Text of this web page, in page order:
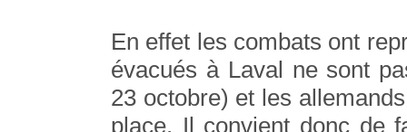
En effet les combats ont
évacués à Laval ne sont
23 octobre) et les
place. Il convient donc de